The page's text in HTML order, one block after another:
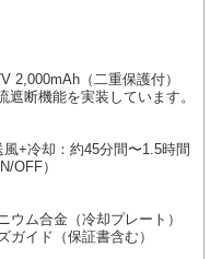
（二重保護付）
断機能を実装しています。
+冷却：約45分間〜1.5時間
OFF）
ム合金（冷却プレート）
イド（保証書含む）